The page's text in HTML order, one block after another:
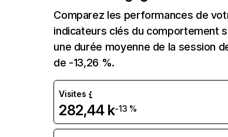
Comparez les performances de
indicateurs clés du comportement
une durée moyenne de la session
de -13,26 %.
Visites
282,44 k-13 %